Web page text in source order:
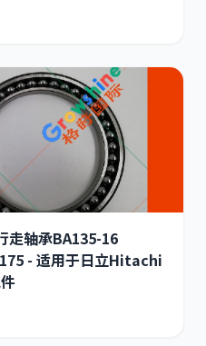
走轴承BA135-16
- 适用于日立Hitachi